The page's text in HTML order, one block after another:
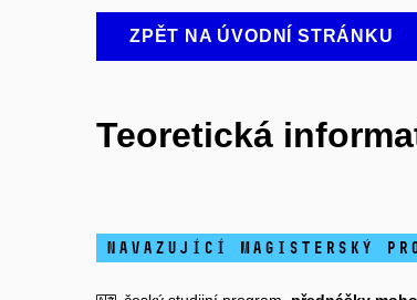
ZPĚT NA ÚVODNÍ STRÁNKU
Teoretická
navazující magisterský